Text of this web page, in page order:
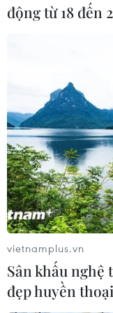
#phát triển kinh tế
Theo dõi
TIN LIÊN
động từ 18 đến
vietnamplus.vn
Sân khấu nghệ
đẹp huyền